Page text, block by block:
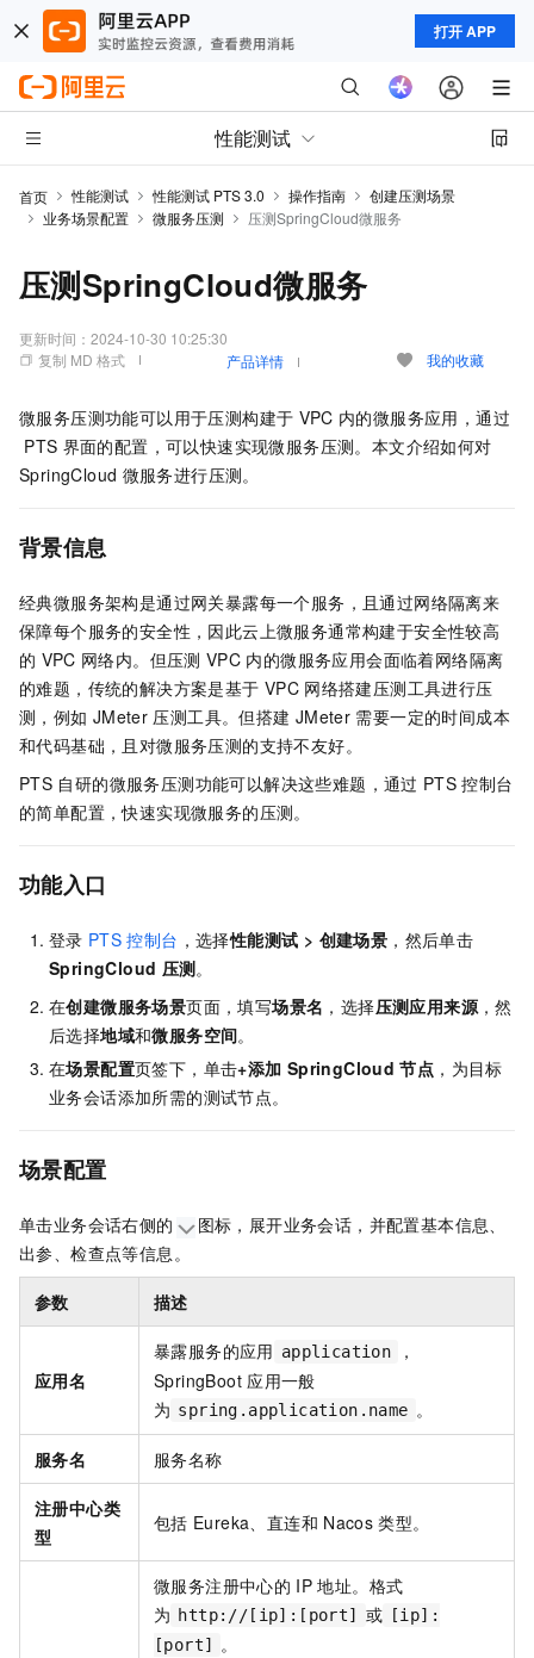
打开 APP
性能测试
首页 性能测试 性能测试 PTS 3.0 操作指南
创建压测场景
业务场景配置
微服务压测 压测SpringCloud微服务
压测SpringCloud微服务
更新时间： 2024-10-30 10:25:30
复制 MD 格式
产品详情 我的收藏
微服务压测功能可以用于压测构建于 VPC 内的微服务应用，通过
PTS 界面的配置，可以快速实现微服务压测。本文介绍如何对
SpringCloud 微服务进行压测。
背景信息
经典微服务架构是通过网关暴露每一个服务，且通过网络隔离来
保障每个服务的安全性，因此云上微服务通常构建于安全性较高
的 VPC 网络内。但压测 VPC 内的微服务应用会面临着网络隔离
的难题，传统的解决方案是基于 VPC 网络搭建压测工具进行压
测，例如 JMeter 压测工具。但搭建 JMeter 需要一定的时间成本
和代码基础，且对微服务压测的支持不友好。
PTS 自研的微服务压测功能可以解决这些难题，通过 PTS 控制台
的简单配置，快速实现微服务的压测。
功能入口
登录 PTS 控制台 ，选择性能测试 > 创建场景 ，然后单击
SpringCloud 压测。
在创建微服务场景页面，填写场景名 ，选择压测应用来源，然
后选择地域和微服务空间。
在场景配置页签下，单击+添加 SpringCloud 节点 ，为目标
业务会话添加所需的测试节点。
场景配置
单击业务会话右侧的
图标，展开业务会话，并配置基本信息、
出参、检查点等信息。
参数 描述
应用名
暴露服务的应用 application
，
SpringBoot 应用一般
为 spring.application.name 。
服务名 服务名称
注册中心类
型
包括 Eureka、直连和 Nacos 类型。
微服务注册中心的 IP 地址。格式
为 http://[ip]:[port] 或
[ip]:
[port]
。